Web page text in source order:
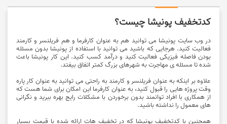
کدتخفیف پونیشا چیست؟
در وب سایت پونیشا می توانید هم به عنوان کارفرما و هم فریلنسر و کارمند
فعالیت کنید. هرجایی که باشید می توانید با استفاده از پونیشا بدون مسئله
بودن فاصله فیزیکی فعالیت کنید و درآمد کسب کنید. این کار پونیشا باعث
شده تا مسئله ی مهاجرت به شهرهای بزرگ کمتر اتفاق بیفتد.
علاوه بر اینکه به عنوان فریلنسر و کارمند به راحتی می توانید به عنوان کار پاره
وقت پروژه هایی را قبول کنید، به عنوان کارفرما این امکان برای شما هست که
از همکاری با افراد توانمند بدون برخوردن با مشکلات رایج بهره ببرید و نگرانی
های معمول را نداشته باشید.
همچنین با کدتخفیف پونیشا که در تخفیف هات ارائه شده با قیمت بسیار